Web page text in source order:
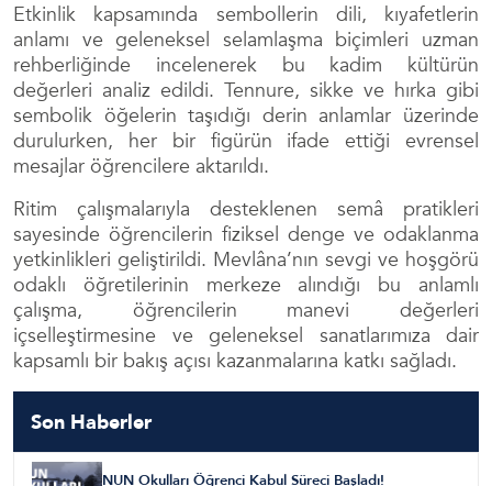
Son Haberler
NUN Okulları Öğrenci Kabul Süreci Başladı!
Etkinlik kapsamında sembollerin dili, kıyafetlerin
anlamı ve geleneksel selamlaşma biçimleri uzman
rehberliğinde incelenerek bu kadim kültürün
değerleri analiz edildi. Tennure, sikke ve hırka gibi
sembolik öğelerin taşıdığı derin anlamlar üzerinde
durulurken, her bir figürün ifade ettiği evrensel
mesajlar öğrencilere aktarıldı.
Ritim çalışmalarıyla desteklenen semâ pratikleri
sayesinde öğrencilerin fiziksel denge ve odaklanma
yetkinlikleri geliştirildi. Mevlâna’nın sevgi ve hoşgörü
odaklı öğretilerinin merkeze alındığı bu anlamlı
çalışma, öğrencilerin manevi değerleri
içselleştirmesine ve geleneksel sanatlarımıza dair
kapsamlı bir bakış açısı kazanmalarına katkı sağladı.